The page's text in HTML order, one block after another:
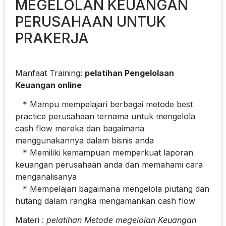
MEGELOLAN KEUANGAN
PERUSAHAAN UNTUK
PRAKERJA
Manfaat Training: pelatihan Pengelolaan
Keuangan online
* Mampu mempelajari berbagai metode best
practice perusahaan ternama untuk mengelola
cash flow mereka dan bagaimana
menggunakannya dalam bisnis anda
* Memiliki kemampuan memperkuat laporan
keuangan perusahaan anda dan memahami cara
menganalisanya
* Mempelajari bagaimana mengelola piutang dan
hutang dalam rangka mengamankan cash flow
Materi : pelatihan Metode megelolan Keuangan